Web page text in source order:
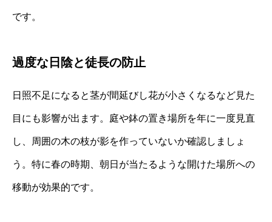
です。
過度な日陰と徒長の防止
日照不足になると茎が間延びし花が小さくなるなど見た
目にも影響が出ます。庭や鉢の置き場所を年に一度見直
し、周囲の木の枝が影を作っていないか確認しましょ
う。特に春の時期、朝日が当たるような開けた場所への
移動が効果的です。